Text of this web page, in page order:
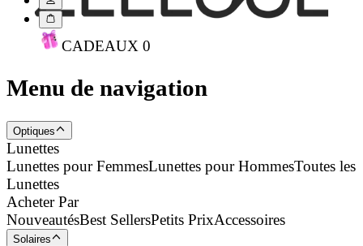
CADEAUX 0
Menu de navigation
Optiques
Lunettes
Lunettes pour FemmesLunettes pour HommesToutes les
Lunettes
Acheter Par
NouveautésBest SellersPetits PrixAccessoires
Solaires